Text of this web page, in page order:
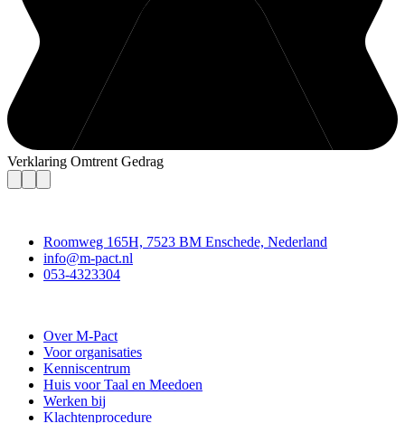
Verklaring Omtrent Gedrag
Roomweg 165H, 7523 BM Enschede, Nederland
info@m-pact.nl
053-4323304
Over M-Pact
Voor organisaties
Kenniscentrum
Huis voor Taal en Meedoen
Werken bij
Klachtenprocedure